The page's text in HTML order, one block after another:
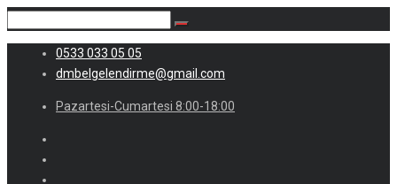
0533 033 05 05
dmbelgelendirme@gmail.com
Pazartesi-Cumartesi 8:00-18:00